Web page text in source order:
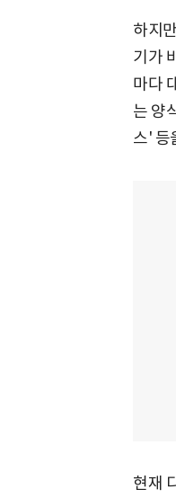
하지
기가
마다
는 양
스' 등
현재